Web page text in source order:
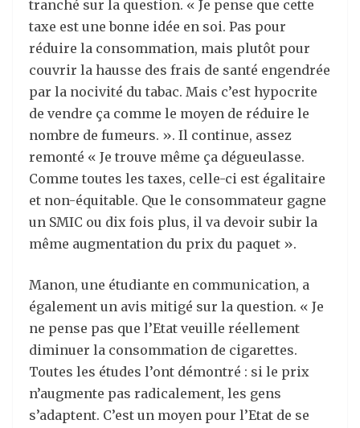
tranché sur la question. « Je pense que cette
taxe est une bonne idée en soi. Pas pour
réduire la consommation, mais plutôt pour
couvrir la hausse des frais de santé engendrée
par la nocivité du tabac. Mais c’est hypocrite
de vendre ça comme le moyen de réduire le
nombre de fumeurs. ». Il continue, assez
remonté « Je trouve même ça dégueulasse.
Comme toutes les taxes, celle-ci est égalitaire
et non-équitable. Que le consommateur gagne
un SMIC ou dix fois plus, il va devoir subir la
même augmentation du prix du paquet ».
Manon, une étudiante en communication, a
également un avis mitigé sur la question. « Je
ne pense pas que l’Etat veuille réellement
diminuer la consommation de cigarettes.
Toutes les études l’ont démontré : si le prix
n’augmente pas radicalement, les gens
s’adaptent. C’est un moyen pour l’Etat de se